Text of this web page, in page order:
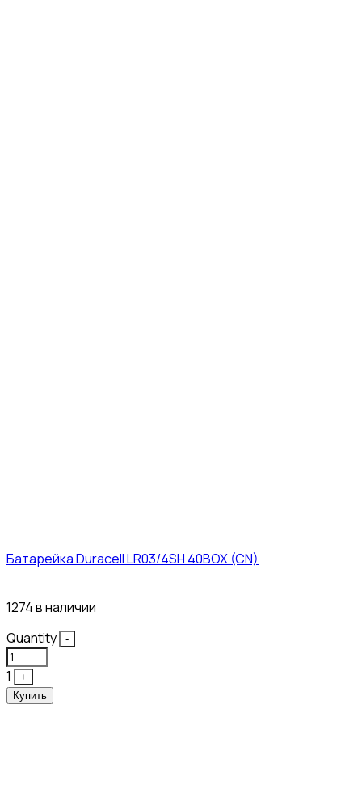
Батарейка Duracell LR03/4SH 40BOX (CN)
1274 в наличии
Quantity
-
1
+
Купить